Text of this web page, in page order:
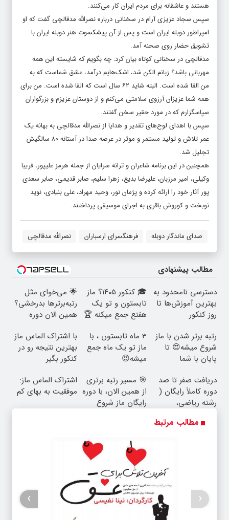
هستند و عاشقانه برای مردم ایران کار می‌کنند.
سپس سجاد عزیزی آرام در سخنانی درباره نصرالله مدقالچی گفت که او
امپراطور دوبله ایران است و پس از آن پیشکسوت هنر دوبله ایران با
تشویق حضار روی صحنه آمد.
مدقالچی در سخنانی کوتاه بیان کرد: چه بگویم که شایسته این همه
مهربانی باشد؟ زبانم الکن شد، اشک‌هایم درآمد، عشق شماست که به
من القا شده است. البته شاید ۶۲ سال است که القا شده است. من برای
همه شما عزیزان آرزوی سلامتی می‌کنم و از دوستان عزیزم و بزرگواران
سپاسگزارم که در مورد حقیر سخن گفتند.
سپس با اهدای لوح‌های تقدیر و هدایا از نصرالله مدقالچی به بهانه یک
عمر تلاش و تولید مستمر و موثر در عرصه صدا در آستانه ۸۰ سالگیش
تجلیل شد.
همچنین در این برنامه شاعران و ترانه سرایان از جمله هرمز علیپور، فریبا
وکیلی، امیر مرزبان، علیرضا بدیع، زهرا سلیم، صابر قدیمی، صابر سعدی
پور آثار خود را ارائه کرده و پژمان نور، وحید مهراد، علی بنیادی، نوید
نوبخت و کوروش باقری به اجرای موسیقی پرداختند.
صدای ماندگار دوبله فرهنگسرای ارسباران نصرالله مدقالچی
مطالب پیشنهادی
دسترسی نامحدود به
بهترین آموزش‌ها تا
روز کنکور
🎓 کنکور ۱۴۰5؟ ماز
تابستون و تو یک
هفتع جمع میکنه 🏆
🌟 می‌خوای مثل
رتبه‌برترها بدرخشی؟
همین الان دوره
ک
رتبه برتر شدن با ماز
شروع میشه😍 تا
پایان با شما
3 ماه تابستون ، با
ماز تو یک ماه جمع
میشه😍
با اشتراک الماس ماز
بهترین نتیجه رو در
کنکور بگیر
دریافت صفر تا صد
دوره کاملاً رایگان (
رشته ریاضی،
🎯 مسیر رتبه برتری
از همین الان، با دوره
رایگان ماز شروع
اشتراک الماس ماز:
موفقیت به بهای کم
مطالب مرتبط
‹
›